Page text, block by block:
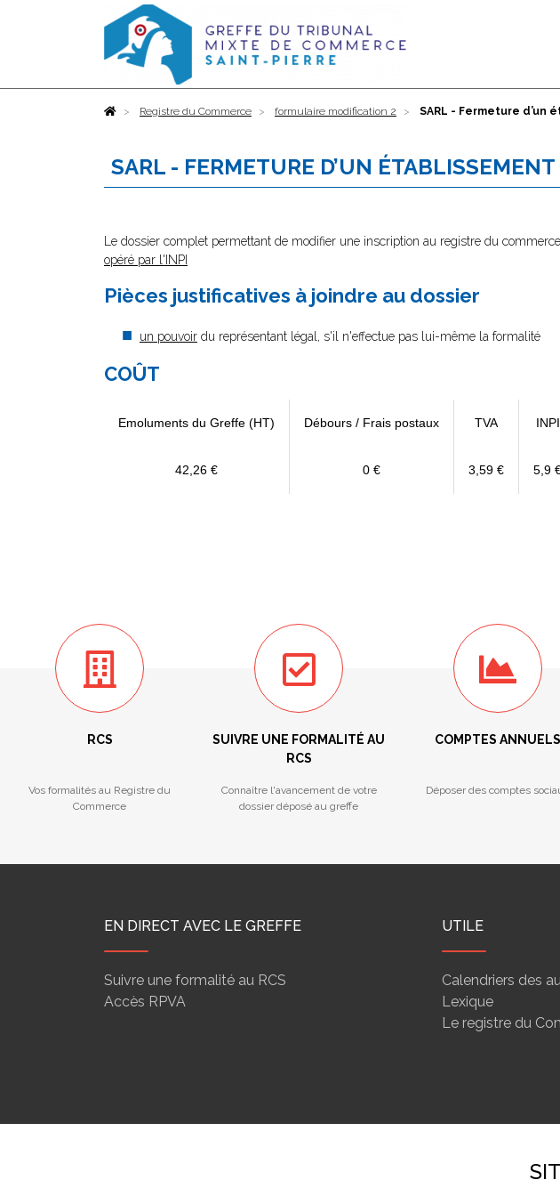
AccueilRegistre du Commerce formulaire modification 2 SARL - Fermeture d’un
SARL - FERMETURE D’UN
Le dossier complet permettant de modifier une inscription au registre du
opéré par l'INPI
Pièces justificatives à joindre au dossier
un pouvoir du représentant légal, s'il n'effectue pas lui-même la formalité
COÛT
Emoluments du Greffe (HT) Débours / Frais postaux TVA INPI
42,26 € 0 € 3,59 € 5,9
RCS
Vos formalités au Registre du
Commerce
SUIVRE UNE FORMALITÉ AU
RCS
Connaître l'avancement de votre
dossier déposé au greffe
COMPTES ANNUELS
Déposer des comptes
EN DIRECT AVEC LE GREFFE
Suivre une formalité au RCS
Accès RPVA
UTILE
Calendriers des
Lexique
Le registre du